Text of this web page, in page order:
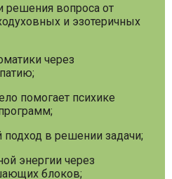
решения вопроса от
и эзотеричных
через
помогает психике
подход в решении задачи;
энергии через
блоков;